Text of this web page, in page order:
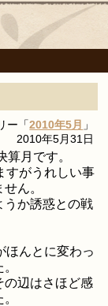
ー「2010年5月 」
2010年5月31日
月です。
すがうれしい事
ん。
うか誘惑との戦
ほんとに変わっ
の辺はさほど感